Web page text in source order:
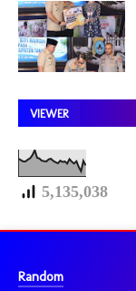
VIEWER
5,135,038
Random